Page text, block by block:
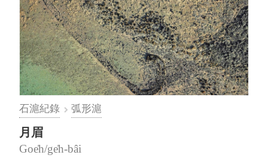
石滬紀錄 弧形滬
月眉
Goe̍h/ge̍h-bâi